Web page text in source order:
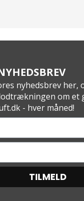
nyhedsbrev her,
om et
- hver måned!
TILMELD